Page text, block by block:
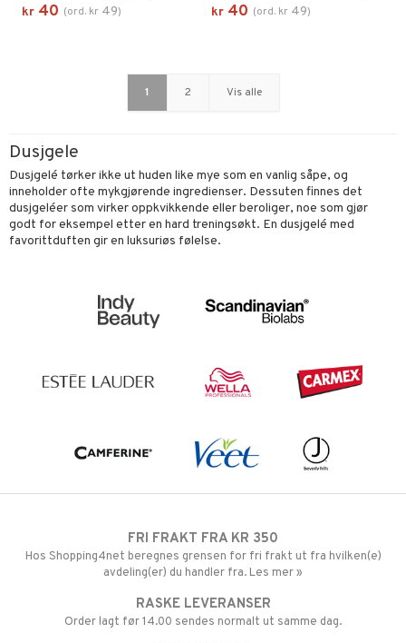
kr 40 (ord. kr 49) kr 40 (ord. kr 49)
1 2 Vis alle
Dusjgele
Dusjgelé tørker ikke ut huden like mye som en vanlig såpe, og
inneholder ofte mykgjørende ingredienser. Dessuten finnes det
dusjgeléer som virker oppkvikkende eller beroliger, noe som gjør
godt for eksempel etter en hard treningsøkt. En dusjgelé med
favorittduften gir en luksuriøs følelse.
FRI FRAKT FRA KR 350
Hos Shopping4net beregnes grensen for fri frakt ut fra hvilken(e)
avdeling(er) du handler fra. Les mer »
RASKE LEVERANSER
Order lagt før 14.00 sendes normalt ut samme dag.